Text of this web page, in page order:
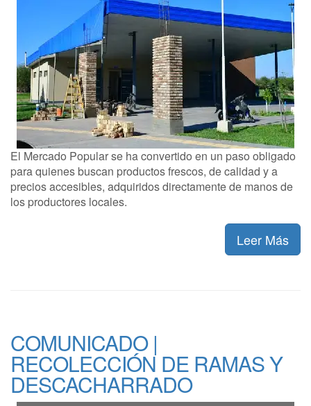
El Mercado Popular se ha convertido en un paso obligado
para quienes buscan productos frescos, de calidad y a
precios accesibles, adquiridos directamente de manos de
los productores locales.
Leer Más
COMUNICADO |
RECOLECCIÓN DE RAMAS Y
DESCACHARRADO